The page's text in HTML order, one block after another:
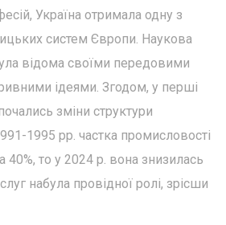
Україна отримала одну з
систем Європи. Наукова
відома своїми передовими
ідеями. Згодом, у перші
зміни структури
1995 рр. частка промисловості
то у 2024 р. вона знизилась
набула провідної ролі, зрісши